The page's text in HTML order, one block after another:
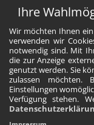
Ihre
Wir möchten Ihnen
verwenden wir
notwendig sind. Mit
die zur Anzeige
genutzt werden. Sie
zulassen möchten.
Einstellungen
Verfügung stehen.